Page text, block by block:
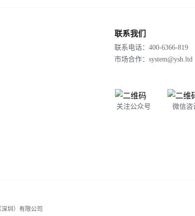
联系我们
联系电话：400-6366-819
市场合作：system@ysh.ltd
关注公众号 微信咨
圳）有限公司